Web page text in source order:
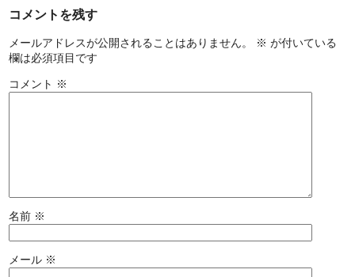
コメントを残す
メールアドレスが公開されることはありません。 ※ が付いている
欄は必須項目です
コメント ※
名前 ※
メール ※